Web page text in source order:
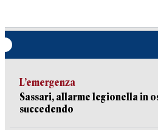
L’emergenza
Sassari, allarme legionella in
succedendo